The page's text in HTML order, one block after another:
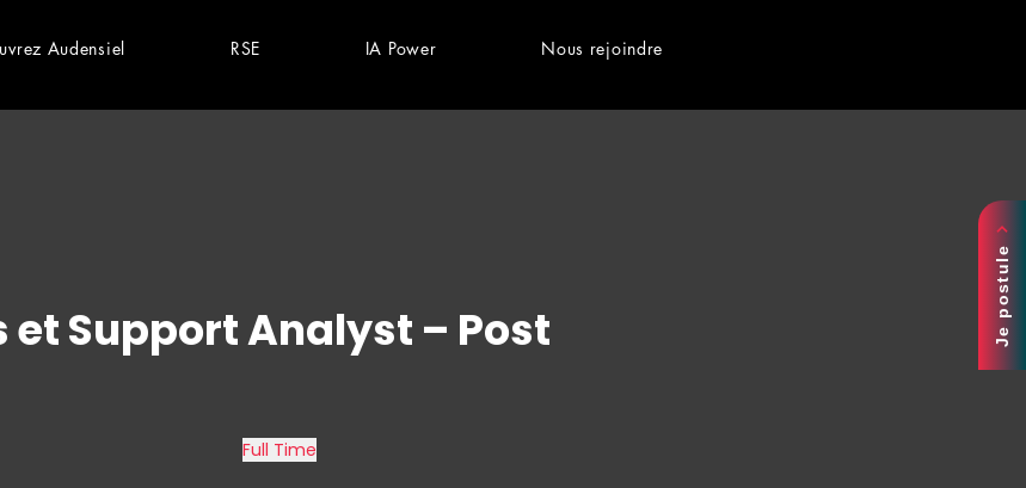
Je postule
Audensiel RSE IA Power Nous rejoindre
et Support Analyst – Post
Full Time